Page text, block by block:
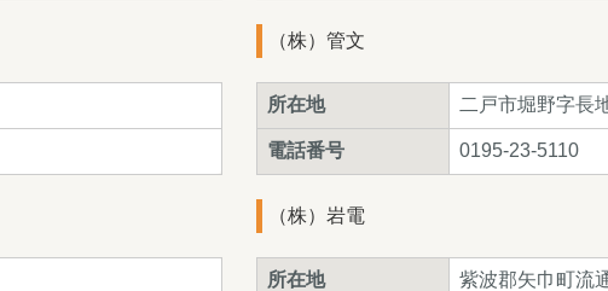
（株）管文
所在地 二戸市堀野字長
電話番号 0195-23-5110
（株）岩電
所在地 紫波郡矢巾町流